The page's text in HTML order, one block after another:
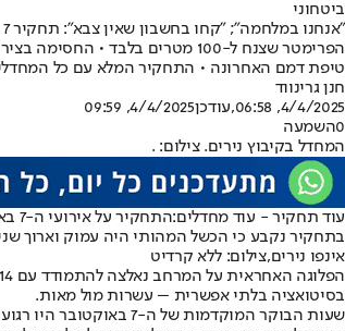
ביטחוני
"אנחנו במלחמה"; "קחו בחשבון שאין צבא": תחקיר 7 באוקטובר בקיבוץ נירים | כל הפרטים
הפרימטר שצנח ל-100 מטרים
טיפת דמם האחרונה • התחקיר המלא עם כל
חנן גרינווד
4/4/2025, 06:58
,עודכן4/4/2025, 09:59
0השמעה
המחדל בקיבוץ נירים. צילום: .
עוד תחקיר - עוד מחדלים:התחקיר על אירועי ה-7 באוקטובר בקיבוץ נירים ובמרחב הסמוך לו הוצג במשך כשבע שעות בפני תושבי הקיבוץ על ידי אלוף משנה אלעד שושן.
בתחקיר נקבע כי הכשל המהותי היה עמוק וארוך
אינפו נירים,צילום: ללא קרדיט
בסיטואציה בלתי אפשרית – עשרות מול מאות.
שעות הבוקר המוקדמות של ה-7 באוקטובר היו רגועות. הכוח הצבאי, שמנה 153 לוחמים ומפקדים, כמחצית מהכוח הגזרתי, קם על פי הפקודות לנוהל כוננות עם שחר.